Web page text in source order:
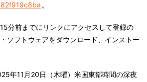
。
分前までにリンクにアクセスして登録の
ソフトウェアをダウンロード、インストー
年11月20日（木曜）米国東部時間の深夜